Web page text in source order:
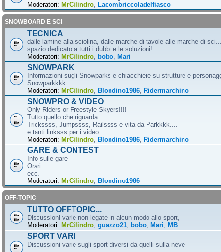
Moderatori: MrCilindro Lacombriccoladelfiasco
SNOWBOARD E SCI
TECNICA
dalle lamine alla sciolina, dalle marche di tavole alle marche di
spazio dedicato a tutti i dubbi e le soluzioni!
Moderatori: MrCilindro bobo Mari
SNOWPARK
Informazioni sugli Snowparks e chiacchiere su strutture e
Snowparkkkk
Moderatori: MrCilindro Blondino1986 Ridermarchino
SNOWPRO & VIDEO
Only Riders or Freestyle Skyers!!!!
Tutto quello che riguarda:
Trickssss, Jumpssss, Railssss e vita da Parkkkk....
e tanti linksss per i video....
Moderatori: MrCilindro Blondino1986 Ridermarchino
GARE & CONTEST
Info sulle gare
Orari
ecc.
Moderatori: MrCilindro Blondino1986
OFF-TOPIC
TUTTO OFFTOPIC...
Discussioni varie non legate in alcun modo allo sport,
Moderatori: MrCilindro guazzo21 bobo Mari MB
SPORT VARI
Discussioni varie sugli sport diversi da quelli sulla neve